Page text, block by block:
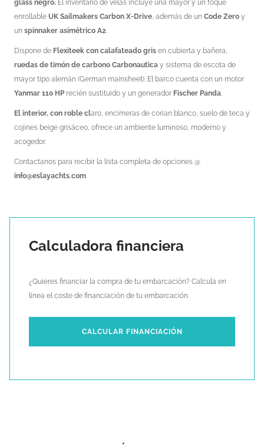
glass negro. El inventario de velas incluye una mayor y un foque
enrollable UK Sailmakers Carbon X-Drive , además de un Code Zero y
un spinnaker asimétrico A2
Dispone de Flexiteek con calafateado gris en cubierta y bañera,
ruedas de timón de carbono Carbonautica y sistema de escota de
mayor tipo alemán (German mainsheet). El barco cuenta con un motor
Yanmar 110 HP recién sustituido y un generador Fischer Panda
El interior, con roble claro, encimeras de corian blanco, suelo de teca y
cojines beige grisáceo, ofrece un ambiente luminoso, moderno y
acogedor.
Contactanos para recibir la lista completa de opciones @
info@eslayachts.com
Calculadora financiera
¿Quieres financiar la compra de tu embarcación? Calcula en
línea el coste de financiación de tu embarcación.
CALCULAR FINANCIACIÓN